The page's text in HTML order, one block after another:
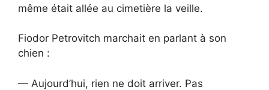
même était allée au cimetière la veille.
Fiodor Petrovitch marchait en parlant à son
chien :
— Aujourd’hui, rien ne doit arriver. Pas